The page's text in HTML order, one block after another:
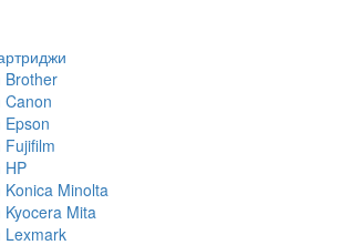
Brother
Canon
Epson
Fujifilm
HP
Konica Minolta
Kyocera Mita
Lexmark